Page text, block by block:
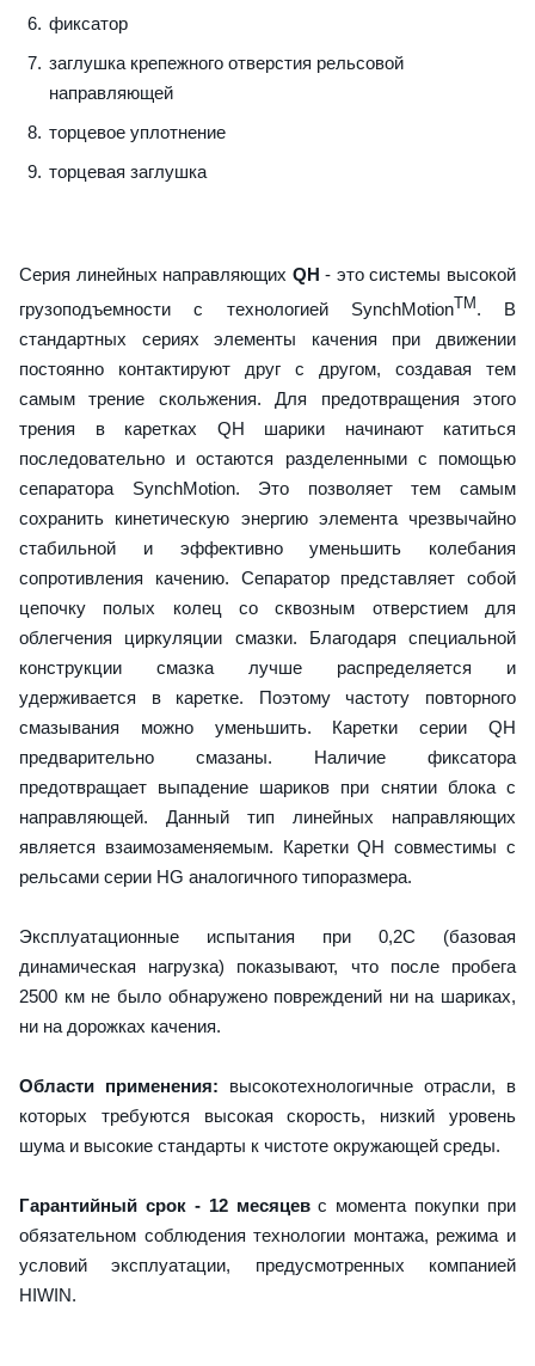
фиксатор
заглушка крепежного отверстия рельсовой
направляющей
торцевое уплотнение
торцевая заглушка
Серия линейных направляющих QH - это системы высокой
грузоподъемности с технологией SynchMotionTM . В
стандартных сериях элементы качения при движении
постоянно контактируют друг с другом, создавая тем
самым трение скольжения. Для предотвращения этого
трения в каретках QH шарики начинают катиться
последовательно и остаются разделенными с помощью
сепаратора SynchMotion. Это позволяет тем самым
сохранить кинетическую энергию элемента чрезвычайно
стабильной и эффективно уменьшить колебания
сопротивления качению. Сепаратор представляет собой
цепочку полых колец со сквозным отверстием для
облегчения циркуляции смазки. Благодаря специальной
конструкции смазка лучше распределяется и
удерживается в каретке. Поэтому частоту повторного
смазывания можно уменьшить. Каретки серии QH
предварительно смазаны. Наличие фиксатора
предотвращает выпадение шариков при снятии блока с
направляющей. Данный тип линейных направляющих
является взаимозаменяемым. Каретки QH совместимы с
рельсами серии HG аналогичного типоразмера.
Эксплуатационные испытания при 0,2C (базовая
динамическая нагрузка) показывают, что после пробега
2500 км не было обнаружено повреждений ни на шариках,
ни на дорожках качения.
Области применения: высокотехнологичные отрасли, в
которых требуются высокая скорость, низкий уровень
шума и высокие стандарты к чистоте окружающей среды.
Гарантийный срок - 12 месяцевс момента покупки при
обязательном соблюдения технологии монтажа, режима и
условий эксплуатации, предусмотренных компанией
HIWIN.